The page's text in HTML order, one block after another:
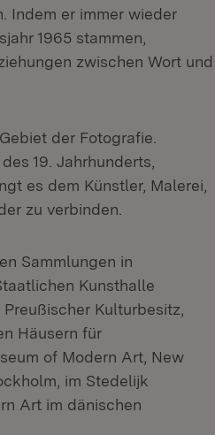
Indem er immer wieder
1965 stammen,
zwischen Wort und
der Fotografie.
19. Jahrhunderts,
es dem Künstler, Malerei,
zu verbinden.
Sammlungen in
Kunsthalle
Kulturbesitz,
Häusern für
of Modern Art, New
im Stedelijk
Art im dänischen